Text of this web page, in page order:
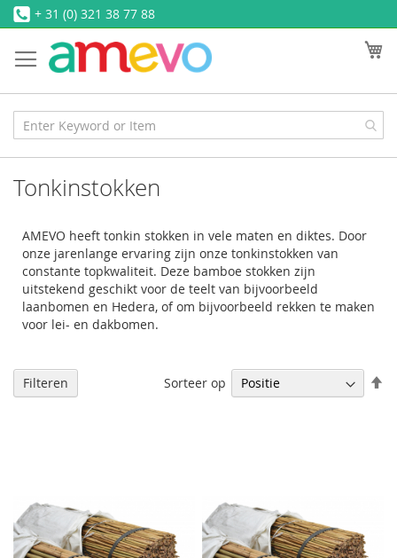
Ga
naar
de
inhoud
+ 31 (0) 321 38 77 88
Tonkinstokken
AMEVO heeft tonkin stokken in vele maten en diktes. Door
onze jarenlange ervaring zijn onze tonkinstokken van
constante topkwaliteit. Deze bamboe stokken zijn
uitstekend geschikt voor de teelt van bijvoorbeeld
laanbomen en Hedera, of om bijvoorbeeld rekken te maken
voor lei- en dakbomen.
Sorteer op
Filteren